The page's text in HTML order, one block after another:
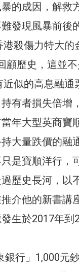
的成因，解救
發現風暴前後
港殺傷力特大
顧歷史，這並
似的高息融
有者損失倍增
年大型英商寶
大量跌價的融
是寶順洋行，
歷史長河，以
介他的新書講
生於2017年